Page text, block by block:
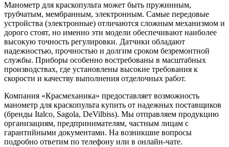
Манометр для краскопульта может быть пружинным,
трубчатым, мембранным, электронным. Самые передовые
устройства (электронные) отличаются сложным механизмом и
дорого стоят, но именно эти модели обеспечивают наиболее
высокую точность регулировки. Датчики обладают
надежностью, прочностью и долгим сроком безремонтной
службы. Приборы особенно востребованы в масштабных
производствах, где установлены высокие требования к
скорости и качеству выполнения отделочных работ.
Компания «Красмеханика» предоставляет возможность
манометр для краскопульта купить от надежных поставщиков
(бренды Italco, Sagola, DeVilbiss). Мы отправляем продукцию
организациям, предпринимателям, частным лицам с
гарантийными документами. На возникшие вопросы
подробно ответим по телефону или в онлайн-чате.